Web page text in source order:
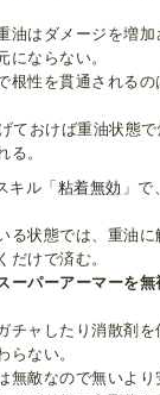
油はダメージを増加
にならない。
根性を貫通されるの
ておけば重油状態
る。
キル「 粘着無効 」
る状態では、重油
だけで済む。
ーパーアーマーを無
チャしたり消散剤
らない。
無敵なので無いより